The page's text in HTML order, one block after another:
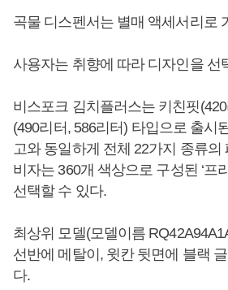
곡물 디스펜서는 별매 액세서리로
사용자는 취향에 따라 디자인을 선
비스포크 김치플러스는 키친핏
(490리터, 586리터) 타입으로 출시
고와 동일하게 전체 22가지 종류의
비자는 360개 색상으로 구성된 ‘프
선택할 수 있다.
최상위 모델(모델이름
선반에 메탈이, 윗칸 뒷면에 블랙
다.